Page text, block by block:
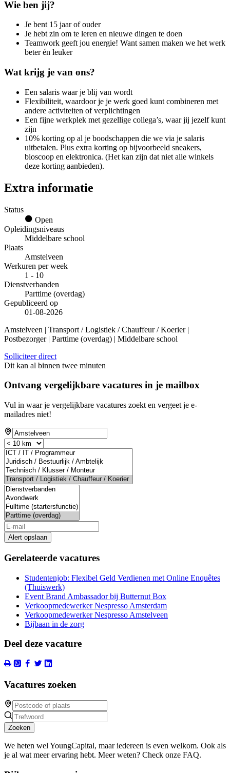
Wie ben jij?
Je bent 15 jaar of ouder
Je hebt zin om te leren en nieuwe dingen te doen
Teamwork geeft jou energie! Want samen maken we het werk
beter én leuker
Wat krijg je van ons?
Een salaris waar je blij van wordt
Flexibiliteit, waardoor je je werk goed kunt combineren met
andere activiteiten of verplichtingen
Een fijne werkplek met gezellige collega’s, waar jij jezelf kunt
zijn
10% korting op al je boodschappen die we via je salaris
uitbetalen. Plus extra korting op bijvoorbeeld sneakers,
bioscoop en elektronica. (Het kan zijn dat niet alle winkels
deze korting aanbieden).
Extra informatie
Status
Open
Opleidingsniveaus
Middelbare school
Plaats
Amstelveen
Werkuren per week
1 - 10
Dienstverbanden
Parttime (overdag)
Gepubliceerd op
01-08-2026
Amstelveen | Transport / Logistiek / Chauffeur / Koerier |
Postbezorger | Parttime (overdag) | Middelbare school
Solliciteer direct
Dit kan al binnen twee minuten
Ontvang vergelijkbare vacatures in je mailbox
Vul in waar je vergelijkbare vacatures zoekt en vergeet je e-
mailadres niet!
Alert opslaan
Gerelateerde vacatures
Studentenjob: Flexibel Geld Verdienen met Online Enquêtes
(Thuiswerk)
Event Brand Ambassador bij Butternut Box
Verkoopmedewerker Nespresso Amsterdam
Verkoopmedewerker Nespresso Amstelveen
Bijbaan in de zorg
Deel deze vacature
Vacatures zoeken
Zoeken
We heten wel YoungCapital, maar iedereen is even welkom. Ook als
je al wat meer ervaring hebt. Meer weten? Check onze FAQ.